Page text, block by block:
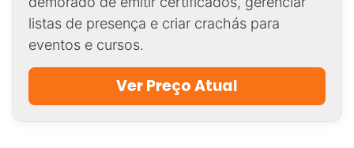
listas de presença e criar crachás para
eventos e cursos.
Ver Preço Atual